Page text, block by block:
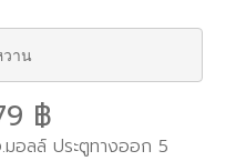
าน
฿
อลล์ ประตูทางออก 5